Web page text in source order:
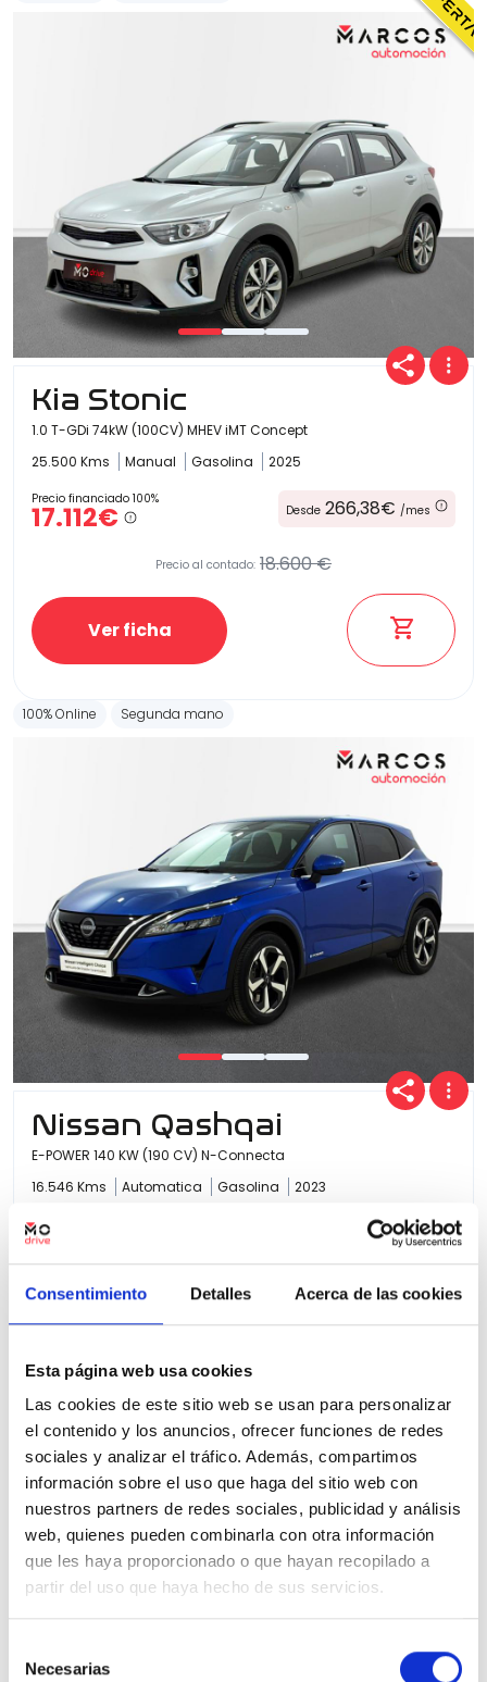
Consentimiento Detalles Acerca de las cookies
Esta página web usa cookies
Las cookies de este sitio web se usan para personalizar
el contenido y los anuncios, ofrecer funciones de redes
sociales y analizar el tráfico. Además, compartimos
información sobre el uso que haga del sitio web con
nuestros partners de redes sociales, publicidad y análisis
web, quienes pueden combinarla con otra información
que les haya proporcionado o que hayan recopilado a
partir del uso que haya hecho de sus servicios.
Necesarias
Kia Stonic
1.0 T-GDi 74kW (100CV) MHEV iMT Concept
25.500 Kms
Manual Gasolina 2025
Precio financiado 100%
17.112€ Desde 266,38€ /mes
Precio al contado: 18.600 €
Ver ficha
100% Online Segunda mano
Nissan Qashqai
E-POWER 140 KW (190 CV) N-Connecta
16.546 Kms
Automatica Gasolina 2023
Precio financiado 100%
27.250€ 424,20€/mes
Precio al contado: 29.250 €
100% Online Segunda mano